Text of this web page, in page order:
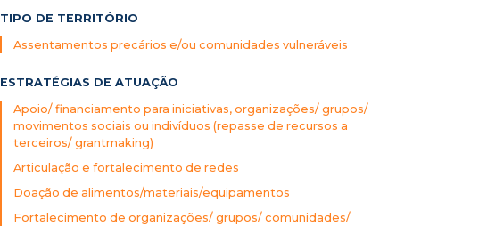
TIPO DE TERRITÓRIO
Assentamentos precários e/ou comunidades vulneráveis
ESTRATÉGIAS DE ATUAÇÃO
Apoio/ financiamento para iniciativas, organizações/ grupos/
movimentos sociais ou indivíduos (repasse de recursos a
terceiros/ grantmaking)
Articulação e fortalecimento de redes
Doação de alimentos/materiais/equipamentos
Fortalecimento de organizações/ grupos/ comunidades/